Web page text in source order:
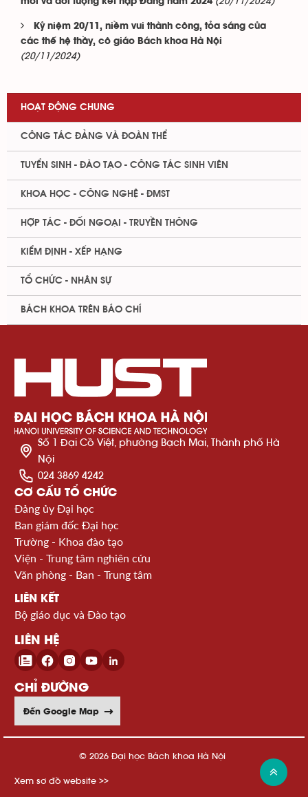
mới và đối tượng kết nạp Đảng năm 2024
Kỷ niệm 20/11, niềm vui thành công, tỏa sáng của
các thế hệ thầy, cô giáo Bách khoa Hà Nội
(20/11/2024)
HOẠT ĐỘNG CHUNG
CÔNG TÁC ĐẢNG VÀ ĐOÀN THỂ
TUYỂN SINH - ĐÀO TẠO - CÔNG TÁC SINH VIÊN
KHOA HỌC - CÔNG NGHỆ - ĐMST
HỢP TÁC - ĐỐI NGOẠI - TRUYỀN THÔNG
KIỂM ĐỊNH - XẾP HẠNG
TỔ CHỨC - NHÂN SỰ
BÁCH KHOA TRÊN BÁO CHÍ
Số 1 Đại Cồ Việt, phường Bạch Mai, Thành phố Hà
Nội
024 3869 4242
CƠ CẤU TỔ CHỨC
Đảng ủy Đại học
Ban giám đốc Đại học
Trường - Khoa đào tạo
Viện - Trung tâm nghiên cứu
Văn phòng - Ban - Trung tâm
LIÊN KẾT
Bộ giáo dục và Đào tạo
LIÊN HỆ
CHỈ ĐƯỜNG
Đến Google Map
© 2026 Đại học Bách khoa Hà Nội
Xem sơ đồ website >>